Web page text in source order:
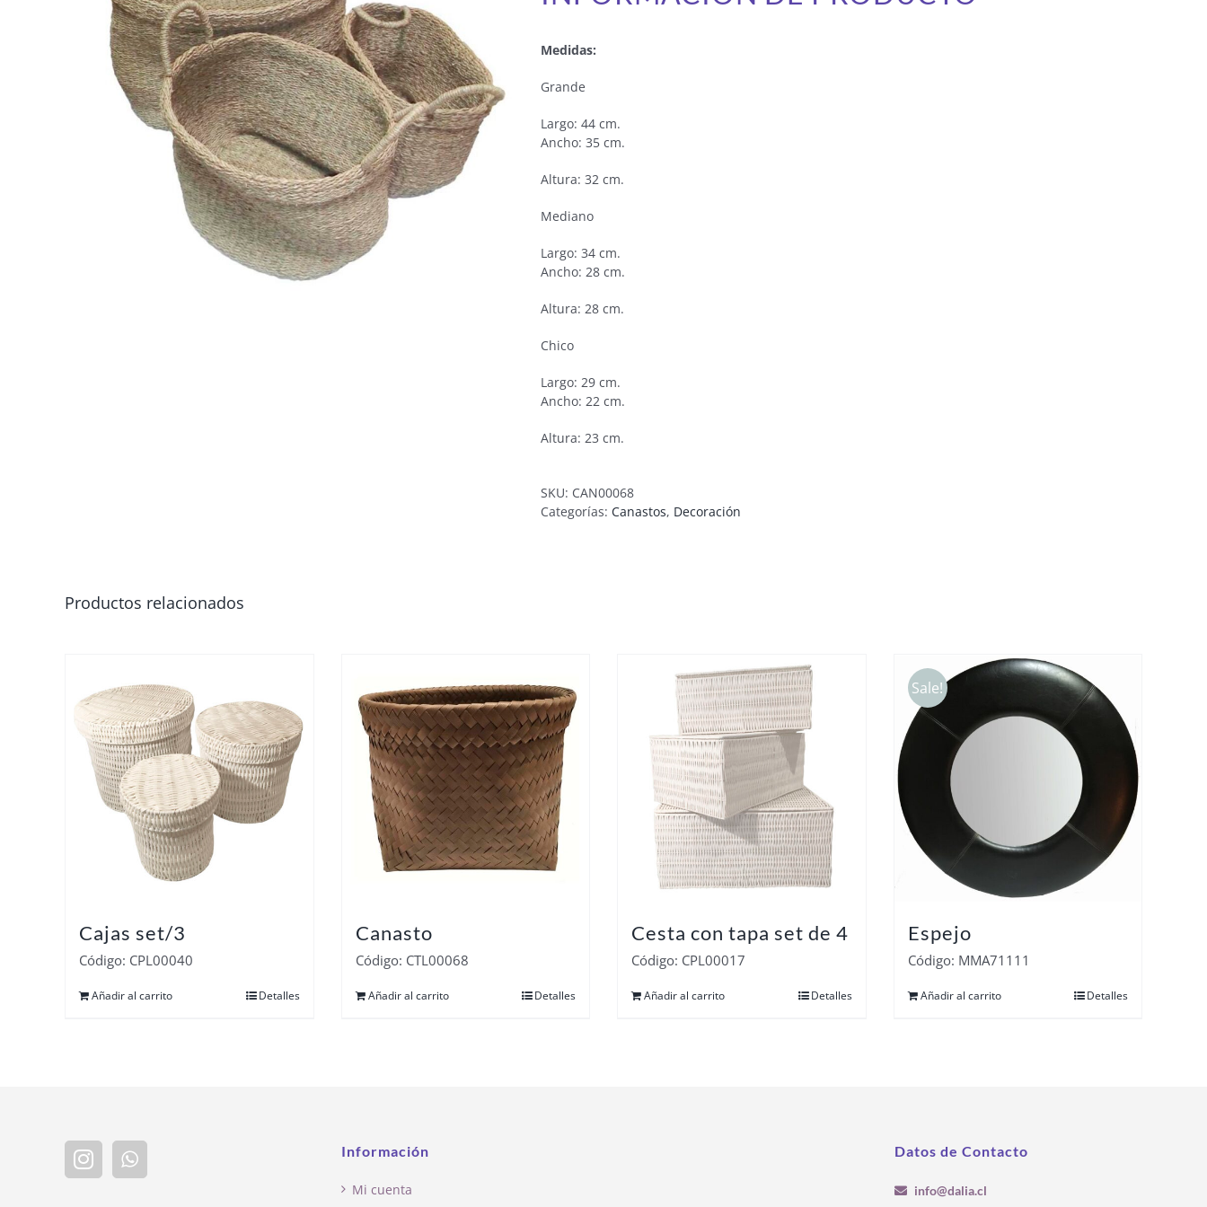
Medidas:
Grande
Largo: 44 cm.
Ancho: 35 cm.
Altura: 32 cm.
Mediano
Largo: 34 cm.
Ancho: 28 cm.
Altura: 28 cm.
Chico
Largo: 29 cm.
Ancho: 22 cm.
Altura: 23 cm.
SKU: CAN00068
Categorías: Canastos, Decoración
Productos relacionados
Cajas set/3
Código: CPL00040
Añadir al carrito Detalles
Canasto
Código: CTL00068
Añadir al carrito Detalles
Cesta con tapa set de 4
Código: CPL00017
Añadir al carrito Detalles
Sale!
Espejo
Código: MMA71111
Añadir al carrito Detalles
Información
Mi cuenta
Datos de Contacto
info@dalia.cl